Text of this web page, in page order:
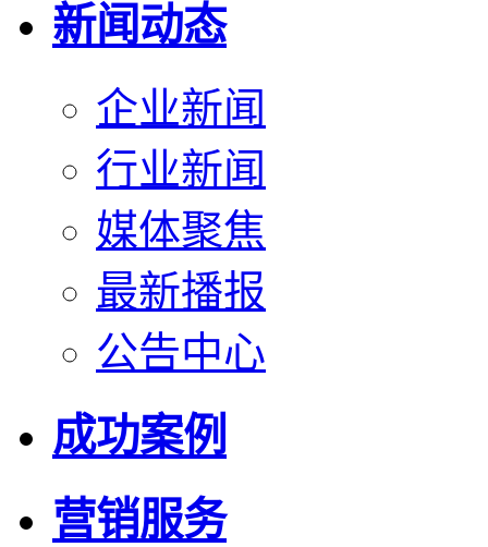
新闻动态
企业新闻
行业新闻
媒体聚焦
最新播报
公告中心
成功案例
营销服务